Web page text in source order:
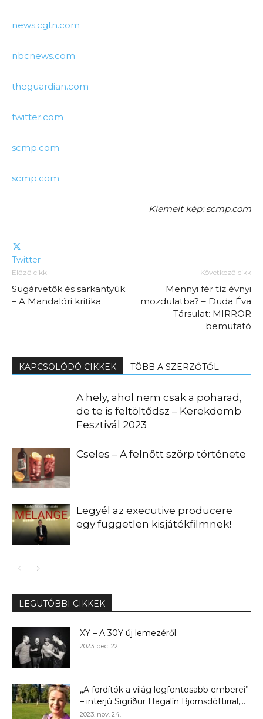
news.cgtn.com
nbcnews.com
theguardian.com
twitter.com
scmp.com
scmp.com
Kiemelt kép: scmp.com
Twitter
Előző cikk
Sugárvetők és sarkantyúk
– A Mandalóri kritika
Következő cikk
Mennyi fér tíz évnyi
mozdulatba? – Duda Éva
Társulat: MIRROR
bemutató
KAPCSOLÓDÓ CIKKEK TÖBB A SZERZŐTŐL
A hely, ahol nem csak a poharad,
de te is feltöltődsz – Kerekdomb
Fesztivál 2023
Cseles – A felnőtt szörp története
Legyél az executive producere
egy független kisjátékfilmnek!
LEGUTÓBBI CIKKEK
XY – A 30Y új lemezéről
2023. dec. 22.
„A fordítók a világ legfontosabb emberei”
– interjú Sigríður Hagalín Björnsdóttirral,...
2023. nov. 24.